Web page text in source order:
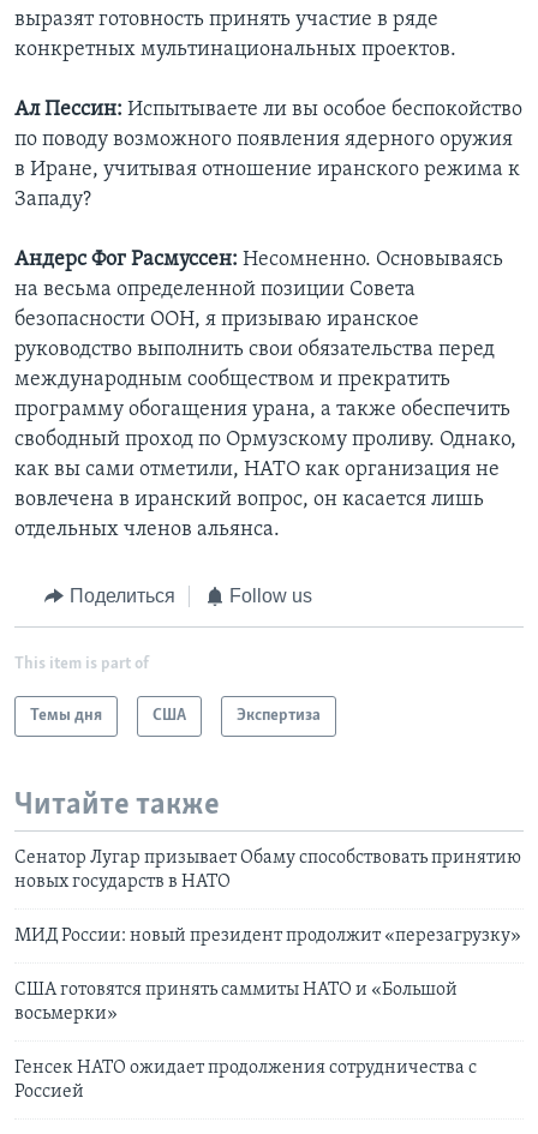
выразят готовность принять участие в ряде
конкретных мультинациональных проектов.
Ал Пессин: Испытываете ли вы особое беспокойство
по поводу возможного появления ядерного оружия
в Иране, учитывая отношение иранского режима к
Западу?
Андерс Фог Расмуссен: Несомненно. Основываясь
на весьма определенной позиции Совета
безопасности ООН, я призываю иранское
руководство выполнить свои обязательства перед
международным сообществом и прекратить
программу обогащения урана, а также обеспечить
свободный проход по Ормузскому проливу. Однако,
как вы сами отметили, НАТО как организация не
вовлечена в иранский вопрос, он касается лишь
отдельных членов альянса.
Поделиться Follow us
This item is part of
Темы дня США Экспертиза
Читайте также
Сенатор Лугар призывает Обаму способствовать принятию
новых государств в НАТО
МИД России: новый президент продолжит «перезагрузку»
США готовятся принять саммиты НАТО и «Большой
восьмерки»
Генсек НАТО ожидает продолжения сотрудничества с
Россией